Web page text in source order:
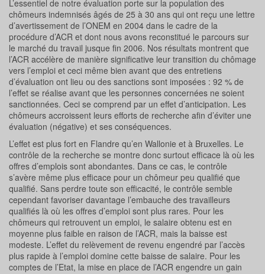
L’essentiel de notre évaluation porte sur la population des
chômeurs indemnisés âgés de 25 à 30 ans qui ont reçu une lettre
d’avertissement de l’ONEM en 2004 dans le cadre de la
procédure d’ACR et dont nous avons reconstitué le parcours sur
le marché du travail jusque fin 2006. Nos résultats montrent que
l’ACR accélère de manière significative leur transition du chômage
vers l’emploi et ceci même bien avant que des entretiens
d’évaluation ont lieu ou des sanctions sont imposées : 92 % de
l’effet se réalise avant que les personnes concernées ne soient
sanctionnées. Ceci se comprend par un effet d’anticipation. Les
chômeurs accroissent leurs efforts de recherche afin d’éviter une
évaluation (négative) et ses conséquences.
L’effet est plus fort en Flandre qu’en Wallonie et à Bruxelles. Le
contrôle de la recherche se montre donc surtout efficace là où les
offres d’emplois sont abondantes. Dans ce cas, le contrôle
s’avère même plus efficace pour un chômeur peu qualifié que
qualifié. Sans perdre toute son efficacité, le contrôle semble
cependant favoriser davantage l’embauche des travailleurs
qualifiés là où les offres d’emploi sont plus rares. Pour les
chômeurs qui retrouvent un emploi, le salaire obtenu est en
moyenne plus faible en raison de l’ACR, mais la baisse est
modeste. L’effet du relèvement de revenu engendré par l’accès
plus rapide à l’emploi domine cette baisse de salaire. Pour les
comptes de l’Etat, la mise en place de l’ACR engendre un gain